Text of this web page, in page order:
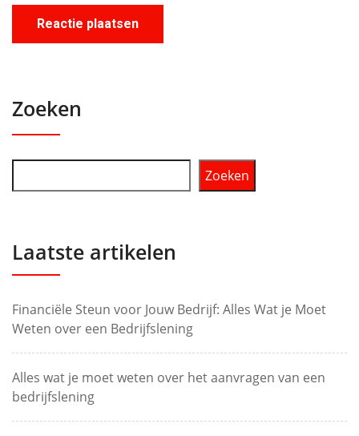
Zoeken
Zoeken
Laatste artikelen
Financiële Steun voor Jouw Bedrijf: Alles Wat je Moet
Weten over een Bedrijfslening
Alles wat je moet weten over het aanvragen van een
bedrijfslening